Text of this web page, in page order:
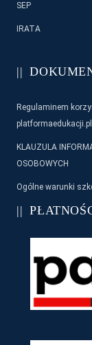
SEP
IRATA
Regulaminem
platformaedukacji.pl
KLAUZULA
OSOBOWYCH
Ogólne warunki